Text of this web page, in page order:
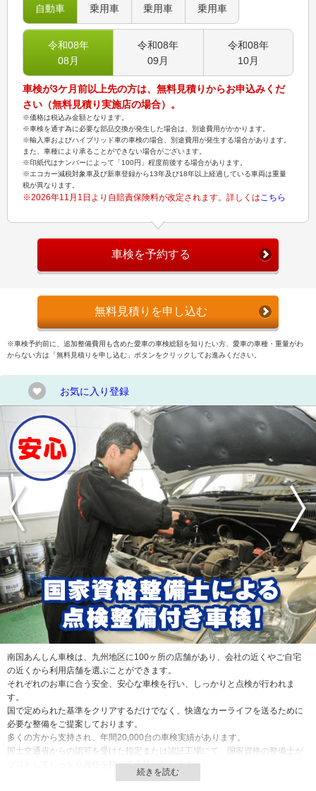
自動車
乗用車
乗用車
乗用車
令和08年
08 月
令和08年
09 月
令和08年
10月
車検が3ケ月前以上先の方は、無料見積りからお申込みくだ
さい（無料見積り実施店の場合）。
※価格は税込み金額となります。
※車検を通す為に必要な部品交換が発生した場合は、別途費用がかかります。
※輸入車およびハイブリッド車の車検の場合、別途費用が発生する場合があります。
また、車種により承ることができない場合がございます。
※印紙代はナンバーによって「100円」程度前後する場合があります。
※エコカー減税対象車及び新車登録から13年及び18年以上経過している車両は重量
税が異なります。
※2026年11月1日より自賠責保険料が改定されます。詳しくは こちら
車検を予約する
無料見積りを申し込む
※車検予約前に、追加整備費用も含めた愛車の車検総額を知りたい方、愛車の車種・重量がわ
からない方は「無料見積りを申し込む」ボタンをクリックしてお進みください。
お気に入り登録
南国あんしん車検は、九州地区に100ヶ所の店舗があり、会社の近くやご自宅
の近くから利用店舗を選ぶことができます。
それぞれのお車に合う安全、安心な車検を行い、しっかりと点検が行われま
す。
国で定められた基準をクリアするだけでなく、快適なカーライフを送るために
必要な整備をご提案しております。
多くの方から支持され、年間20,000台の車検実績があります。
国土交通省からの認可を受けた指定または認証工場にて、国家資格の整備士が
プロとしてしっかり責任を持って点検いたします。